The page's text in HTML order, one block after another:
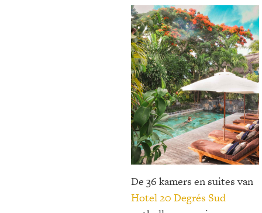
De 36 kamers en suites van
Hotel 20 Degrés Sud